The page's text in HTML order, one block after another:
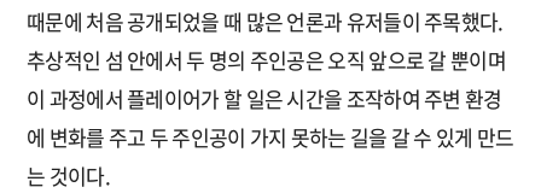
때문에 처음 공개되었을 때 많은 언론과 유저들이 주목했다.
추상적인 섬 안에서 두 명의 주인공은 오직 앞으로 갈 뿐이며
이 과정에서 플레이어가 할 일은 시간을 조작하여 주변 환경
에 변화를 주고 두 주인공이 가지 못하는 길을 갈 수 있게 만드
는 것이다.